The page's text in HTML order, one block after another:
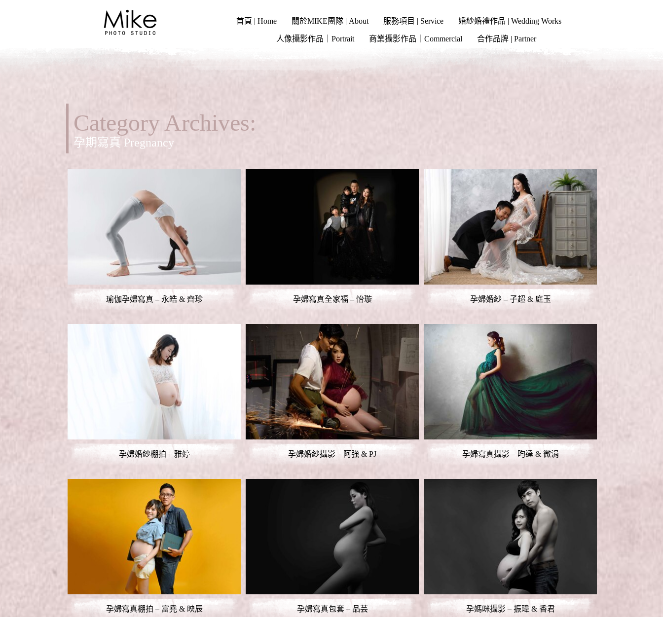
首頁 | Home 關於MIKE團隊 | About 服務項目 | Service 婚紗婚禮作品 | Wedding Works
人像攝影作品｜Portrait 商業攝影作品｜Commercial 合作品牌 | Partner
Category Archives:
孕期寫真 Pregnancy
瑜伽孕婦寫真 – 永皓 & 齊珍 孕婦寫真全家福 – 怡璇 孕婦婚紗 – 子超 & 庭玉
孕婦婚紗棚拍 – 雅婷 孕婦婚紗攝影 – 阿強 & PJ 孕婦寫真攝影 – 昀達 & 微涓
孕婦寫真棚拍 – 富堯 & 映辰 孕婦寫真包套 – 品芸 孕媽咪攝影 – 振瑋 & 香君